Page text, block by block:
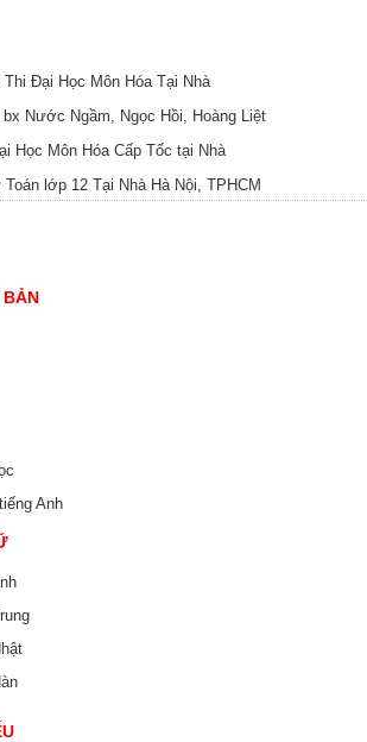
Đại Học Môn Hóa Tại Nhà
Nước Ngầm, Ngọc Hồi, Hoàng Liệt
Học Môn Hóa Cấp Tốc tại Nhà
lớp 12 Tại Nhà Hà Nội, TPHCM
BẢN
Anh